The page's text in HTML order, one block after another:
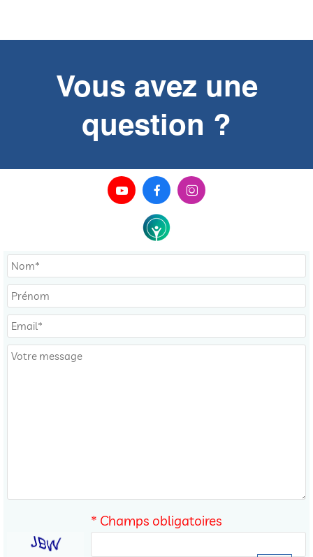
Vous avez une
question ?
  
* Champs obligatoires